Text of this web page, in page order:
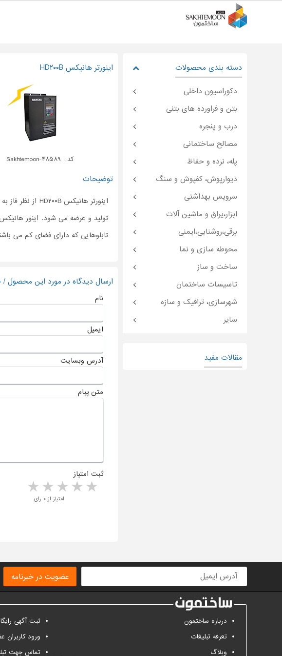
اینورتر هانیکس HD۲۰۰B
کد : Sakhtemoon-۴۸۵۸۹
توضیحات
تابلوهایی که دارای فضای کم می
ارسال دیدگاه در مورد این
نام
ایمیل
آدرس وبسایت
متن پیام
ثبت امتیاز
4 stars 3 stars 2 stars 1 star امتیاز از ۰ رای
دسته بندی محصولات
دکوراسیون داخلی
بتن و فراورده های بتنی
درب و پنجره
مصالح ساختمانی
پله، نرده و حفاظ
دیوارپوش، کفپوش و سنگ
سرویس بهداشتی
ابزار،یراق و ماشین آلات
برقی،روشنایی،ایمنی
محوطه سازی و نما
ساخت و ساز
تاسیسات ساختمان
شهرسازی، ترافیک و سازه
سایر
مقالات مفید
عضویت در خبرنامه
درباره ساختمون
تعرفه تبلیغات
وبلاگ
ثبت آگهی
ورود کاربران
تماس جهت